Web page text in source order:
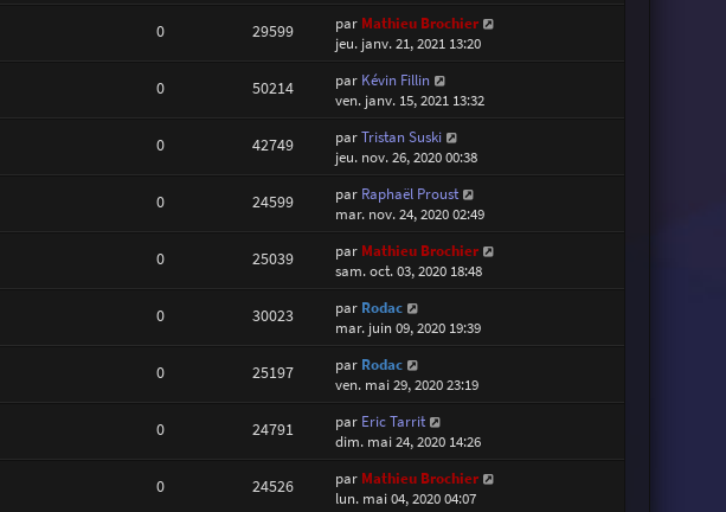
0 29599 par Mathieu Brochier
jeu. janv. 21, 2021 13:20
0 50214 par Kévin Fillin
ven. janv. 15, 2021 13:32
0 42749 parTristan Suski
jeu. nov. 26, 2020 00:38
0 24599 par Raphaël Proust
mar. nov. 24, 2020 02:49
0 25039 par Mathieu Brochier
sam. oct. 03, 2020 18:48
0 30023 par Rodac
mar. juin 09, 2020 19:39
0 25197 par Rodac
ven. mai 29, 2020 23:19
0 24791 par Eric Tarrit
dim. mai 24, 2020 14:26
0 24526 par Mathieu Brochier
lun. mai 04, 2020 04:07